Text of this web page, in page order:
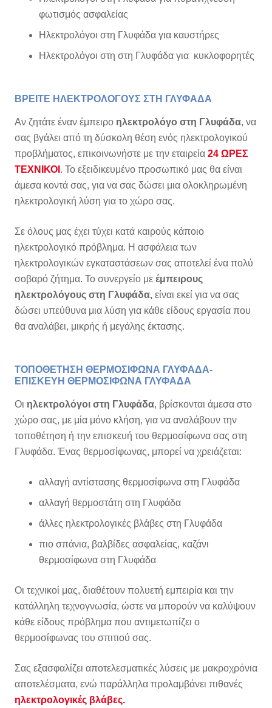
φωτισμός ασφαλείας
Ηλεκτρολόγοι στη Γλυφάδα για καυστήρες
Ηλεκτρολόγοι στη στη Γλυφάδα για κυκλοφορητές
ΒΡΕΙΤΕ ΗΛΕΚΤΡΟΛΟΓΟΥΣ ΣΤΗ ΓΛΥΦΑΔΑ
Αν ζητάτε έναν έμπειρο ηλεκτρολόγο στη Γλυφάδα, να
σας βγάλει από τη δύσκολη θέση ενός ηλεκτρολογικού
προβλήματος, επικοινωνήστε με την εταιρεία 24 ΩΡΕΣ
ΤΕΧΝΙΚΟΙ . Το εξειδικευμένο προσωπικό μας θα είναι
άμεσα κοντά σας, για να σας δώσει μια ολοκληρωμένη
ηλεκτρολογική λύση για το χώρο σας.
Σε όλους μας έχει τύχει κατά καιρούς κάποιο
ηλεκτρολογικό πρόβλημα. Η ασφάλεια των
ηλεκτρολογικών εγκαταστάσεων σας αποτελεί ένα πολύ
σοβαρό ζήτημα. Το συνεργείο με έμπειρους
ηλεκτρολόγους στη Γλυφάδα, είναι εκεί για να σας
δώσει υπεύθυνα μια λύση για κάθε είδους εργασία που
θα αναλάβει, μικρής ή μεγάλης έκτασης.
ΤΟΠΟΘΕΤΗΣΗ ΘΕΡΜΟΣΙΦΩΝΑ ΓΛΥΦΑΔΑ-
ΕΠΙΣΚΕΥΗ ΘΕΡΜΟΣΙΦΩΝΑ ΓΛΥΦΑΔΑ
Οι ηλεκτρολόγοι στη Γλυφάδα, βρίσκονται άμεσα στο
χώρο σας, με μία μόνο κλήση, για να αναλάβουν την
τοποθέτηση ή την επισκευή του θερμοσίφωνα σας στη
Γλυφάδα. Ένας θερμοσίφωνας, μπορεί να χρειάζεται:
αλλαγή αντίστασης θερμοσίφωνα στη Γλυφάδα
αλλαγή θερμοστάτη στη Γλυφάδα
άλλες ηλεκτρολογικές βλάβες στη Γλυφάδα
πιο σπάνια, βαλβίδες ασφαλείας, καζάνι
θερμοσίφωνα στη Γλυφάδα
Οι τεχνικοί μας, διαθέτουν πολυετή εμπειρία και την
κατάλληλη τεχνογνωσία, ώστε να μπορούν να καλύψουν
κάθε είδους πρόβλημα που αντιμετωπίζει ο
θερμοσίφωνας του σπιτιού σας.
Σας εξασφαλίζει αποτελεσματικές λύσεις με μακροχρόνια
αποτελέσματα, ενώ παράλληλα προλαμβάνει πιθανές
ηλεκτρολογικές βλάβες.